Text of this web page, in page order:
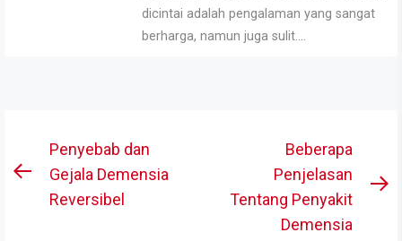
dicintai adalah pengalaman yang sangat
berharga, namun juga sulit....
Post
navigation
Previous
Penyebab dan
Gejala Demensia
Reversibel
Beberapa
Penjelasan
Tentang Penyakit
Demensia